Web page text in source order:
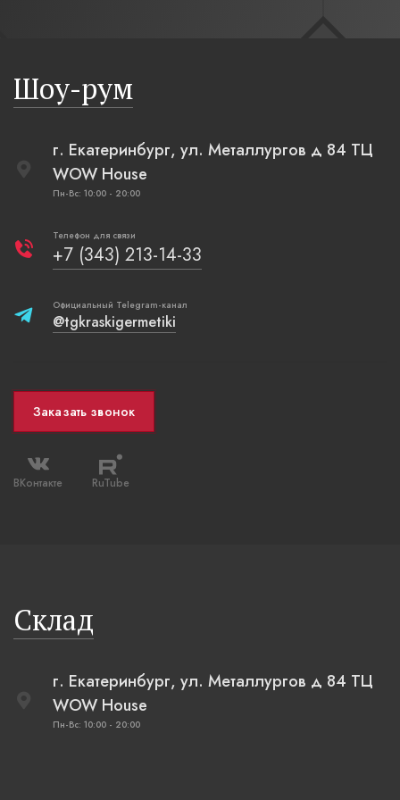
Шоу-рум
г. Екатеринбург, ул. Металлургов д 84 ТЦ
WOW House
Пн-Вс: 10:00 - 20:00
Телефон для связи
+7 (343) 213-14-33
Официальный Telegram-канал
@tgkraskigermetiki
Заказать звонок
ВКонтакте RuTube
Склад
г. Екатеринбург, ул. Металлургов д 84 ТЦ
WOW House
Пн-Вс: 10:00 - 20:00